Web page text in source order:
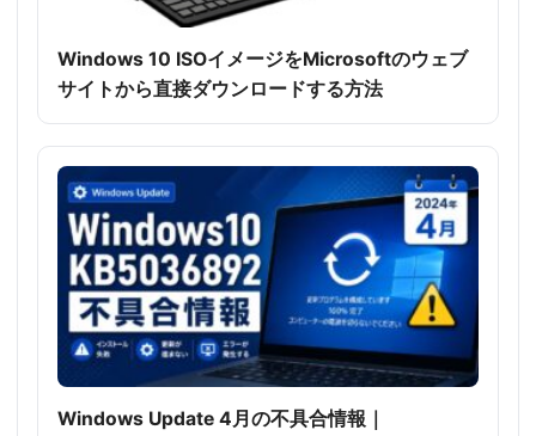
Windows 10 ISOイメージをMicrosoftのウェブ
サイトから直接ダウンロードする方法
Windows Update 4月の不具合情報｜